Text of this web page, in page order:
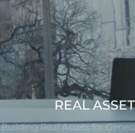
REAL
Building Real Assets for